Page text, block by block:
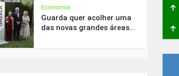
Economia
Guarda quer acolher uma
das novas grandes áreas...